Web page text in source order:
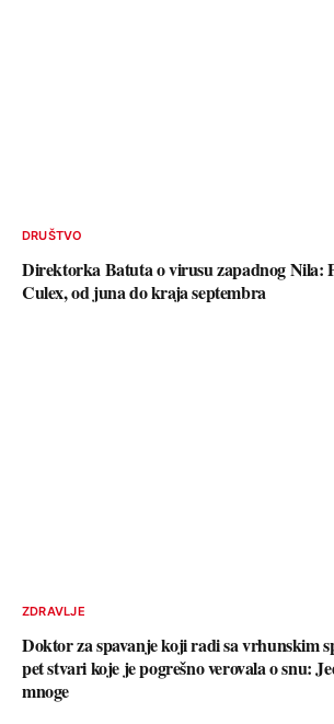
DRUŠTVO
Direktorka Batuta o virusu zapadnog Nila:
Culex, od juna do kraja septembra
ZDRAVLJE
Doktor za spavanje koji radi sa vrhunskim
pet stvari koje je pogrešno verovala o snu:
mnoge